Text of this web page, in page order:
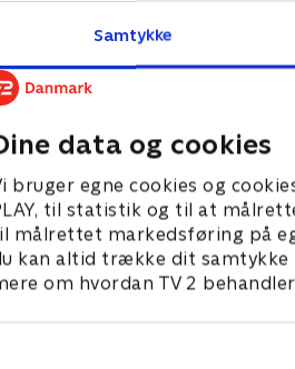
Samtykke
data og cookies
bruger egne cookies og
til statistik og til at
målrettet markedsføring på
kan altid trække dit samtykke
om hvordan TV 2
beliggenhed